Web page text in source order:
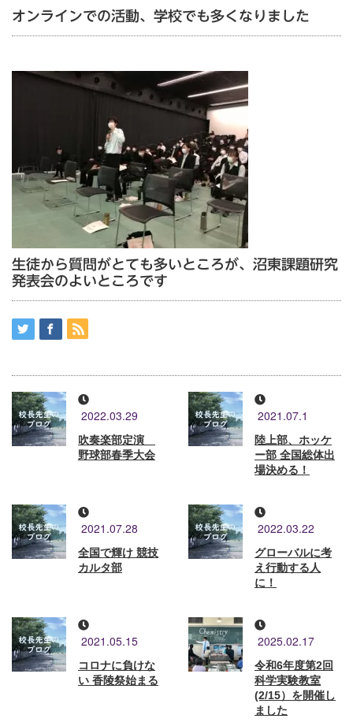
オンラインでの活動、学校でも多くなりました
生徒から質問がとても多いところが、沼東課題研究
発表会のよいところです
2022.03.29
吹奏楽部定演
野球部春季大会
2021.07.1
陸上部、ホッケ
ー部 全国総体出
場決める！
2021.07.28
全国で輝け 競技
カルタ部
2022.03.22
グローバルに考
え行動する人
に！
2021.05.15
コロナに負けな
い 香陵祭始まる
2025.02.17
令和6年度第2回
科学実験教室
(2/15）を開催し
ました